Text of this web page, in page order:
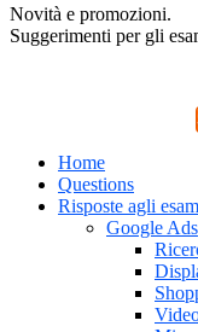
Novità e promozioni.
Suggerimenti per gli
Home
Questions
Risposte agli
Google Ads